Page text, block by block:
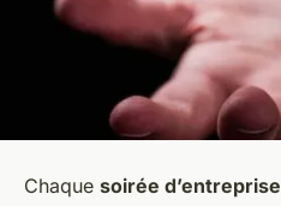
Chaque soirée d’entreprise